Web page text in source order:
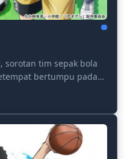
sorotan tim sepak bola
bertumpu pada
karena gerakanny...